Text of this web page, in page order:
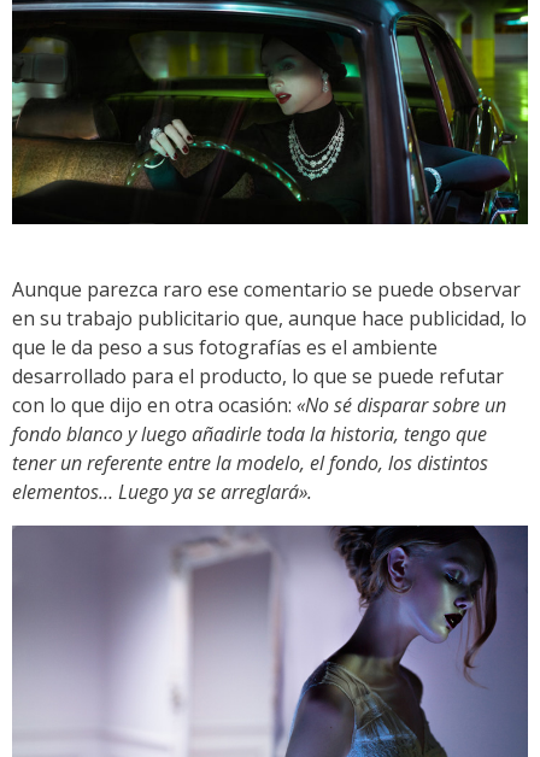
Aunque parezca raro ese comentario se puede observar
en su trabajo publicitario que, aunque hace publicidad, lo
que le da peso a sus fotografías es el ambiente
desarrollado para el producto, lo que se puede refutar
con lo que dijo en otra ocasión: «No sé disparar sobre un
fondo blanco y luego añadirle toda la historia, tengo que
tener un referente entre la modelo, el fondo, los distintos
elementos… Luego ya se arreglará».